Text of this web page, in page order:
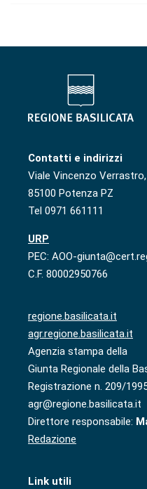
Contatti e indirizzi
Viale Vincenzo
85100 Potenza PZ
Tel 0971 661111
URP
PEC: AOO-
C.F. 80002950766
regione.basilicata.it
agr.regione.basilicata.it
Agenzia stampa della
Giunta Regionale della
Registrazione n. 209/
agr@regione.basilicata.it
Direttore responsabile:
Redazione
Link utili